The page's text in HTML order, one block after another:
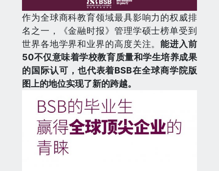
作为全球商科教育领域最具影响力的权威排
名之一，《金融时报》管理学硕士榜单受到
世界各地学界和业界的高度关注。能进入前
50不仅意味着学校教育质量和学生培养成果
的国际认可，也代表着BSB在全球商学院版
图上的地位实现了新的跨越。